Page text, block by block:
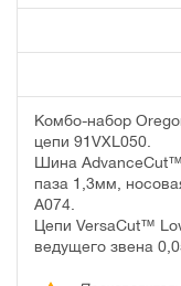
Комбо-набор
цепи 91VXL050.
Шина
паза 1,3мм,
A074.
Цепи VersaCut™
ведущего звена